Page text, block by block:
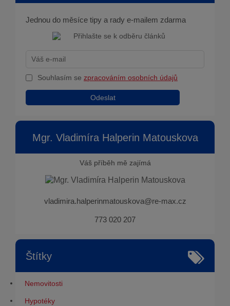
Jednou do měsíce tipy a rady e-mailem zdarma
Souhlasím se zpracováním osobních údajů
Odeslat
Mgr. Vladimíra Halperin Matouskova
Váš příběh mě zajímá
vladimira.halperinmatouskova@re-max.cz
773 020 207
Štítky
Nemovitosti
Hypotéky